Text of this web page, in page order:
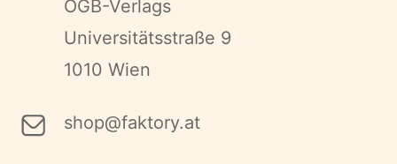
ÖGB-Verlags
Universitätsstraße 9
1010 Wien
shop@faktory.at